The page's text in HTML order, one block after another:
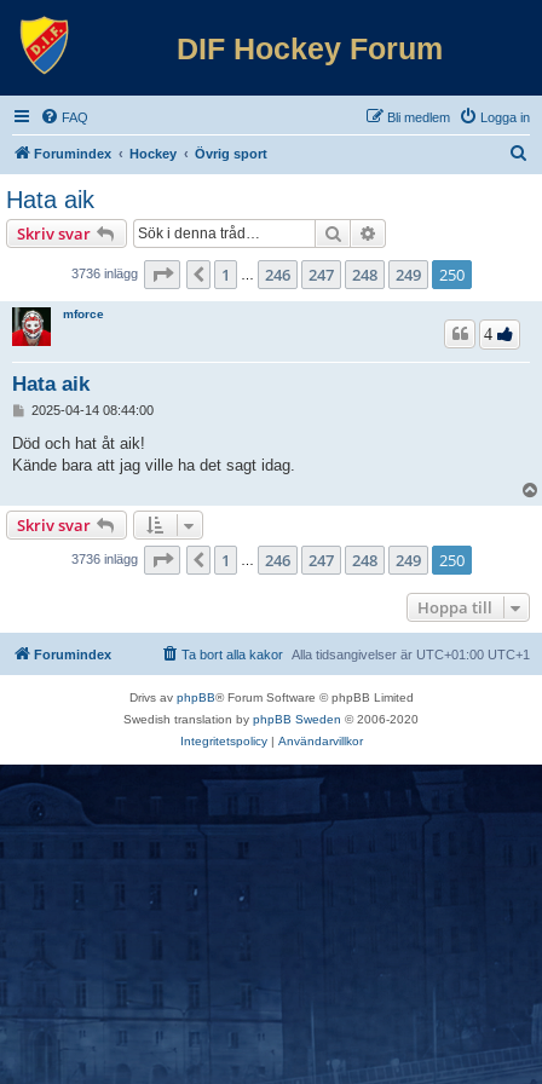
DIF Hockey Forum
FAQ Logga in
Bli medlem
Forumindex Hockey Övrig sport
Hata aik
Skriv svar Sök
3736 inlägg Sida 250 av 250
Föregående
1 246 247 248 249 250
mforce
Hata aik
4
l
ä
g
2025-04-14 08:44:00
Död och hat åt aik!
Kände bara att jag ville ha det sagt idag.
Skriv svar
3736 inlägg Sida 250 av 250
Föregående
1 246 247 248 249 250
Hoppa till
Forumindex Alla tidsangivelser är UTC+01:00 UTC+1
Ta bort alla kakor
Drivs av phpBB® Forum Software © phpBB Limited
Swedish translation by phpBB Sweden © 2006-2020
Integritetspolicy| Användarvillkor